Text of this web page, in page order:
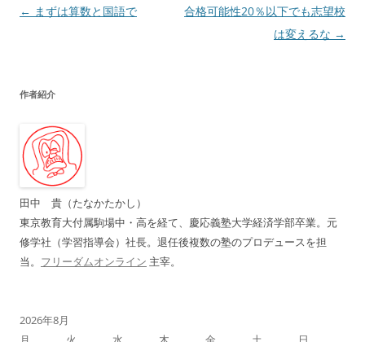
投
ゲ
シ
ョ
ン
← まずは算数と国語で
合格可能性20％以下でも志望校
は変えるな →
作者紹介
田中 貴（たなかたかし）
東京教育大付属駒場中・高を経て、慶応義塾大学経済学部卒業。元
修学社（学習指導会）社長。退任後複数の塾のプロデュースを担
当。 フリーダムオンライン 主宰。
2026年8月